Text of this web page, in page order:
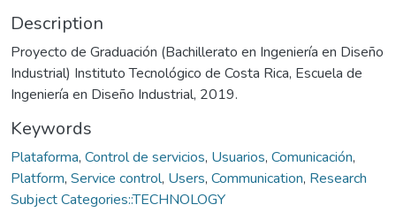
Description
Proyecto de Graduación (Bachillerato en Ingeniería en Diseño
Industrial) Instituto Tecnológico de Costa Rica, Escuela de
Ingeniería en Diseño Industrial, 2019.
Keywords
Plataforma, Control de servicios, Usuarios, Comunicación,
Platform, Service control, Users, Communication, Research
Subject Categories::TECHNOLOGY